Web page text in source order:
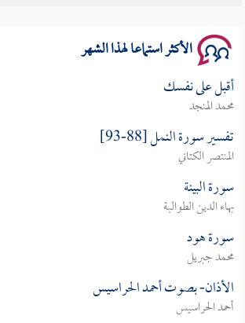
الأكثر استماعا لهذا الشهر
أقبل على نفسك
محمد المنجد
تفسير سورة النمل [88-93]
المنتصر الكتاني
سورة البينة
بهاء الدين الطوالبة
سورة هود
محمد جبريل
الأذان- بصوت أحمد الحراسيس
أحمد الحراسيس